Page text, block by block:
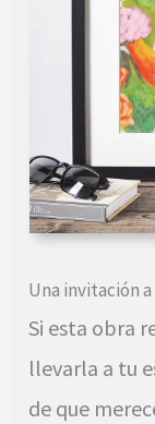
Una invitación
Si esta obra
llevarla a tu
de que